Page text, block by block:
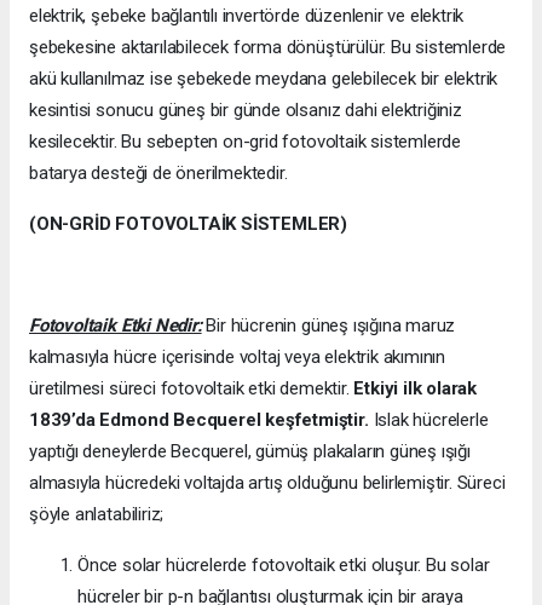
elektrik, şebeke bağlantılı invertörde düzenlenir ve elektrik
şebekesine aktarılabilecek forma dönüştürülür. Bu sistemlerde
akü kullanılmaz ise şebekede meydana gelebilecek bir elektrik
kesintisi sonucu güneş bir günde olsanız dahi elektriğiniz
kesilecektir. Bu sebepten on-grid fotovoltaik sistemlerde
batarya desteği de önerilmektedir.
(ON-GRİD FOTOVOLTAİK SİSTEMLER)
Fotovoltaik Etki Nedir:Bir hücrenin güneş ışığına maruz
kalmasıyla hücre içerisinde voltaj veya elektrik akımının
üretilmesi süreci fotovoltaik etki demektir. Etkiyi ilk olarak
1839’da Edmond Becquerel keşfetmiştir. Islak hücrelerle
yaptığı deneylerde Becquerel, gümüş plakaların güneş ışığı
almasıyla hücredeki voltajda artış olduğunu belirlemiştir. Süreci
şöyle anlatabiliriz;
Önce solar hücrelerde fotovoltaik etki oluşur. Bu solar
hücreler bir p-n bağlantısı oluşturmak için bir araya